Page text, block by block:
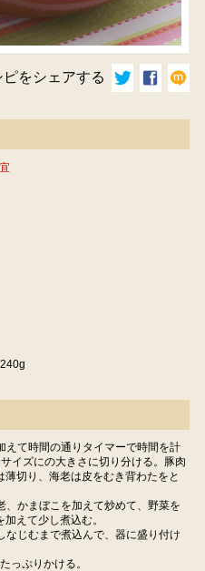
ピをシェアする
えて時間の通りタイマーで時間を計
イズにの大きさに切り分ける。豚肉
切り、海老は皮をむき背わたをと
、かまぼこを加えて炒めて、野菜を
えて少し煮込む。
なじむまで煮込んで、器に盛り付け
っぷりかける。